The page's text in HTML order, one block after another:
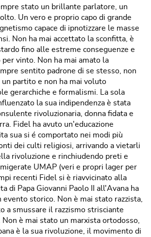
stato un brillante parlatore, un
Un vero e proprio capo di grande
capace di ipnotizzare le masse
Non ha mai accettato la sconfitta, è
fino alle estreme conseguenze e
per vinto. Non ha mai amato la
sentito padrone di se stesso, non
partito e non ha mai voluto
gerarchiche e formalismi. La sola
la sua indipendenza è stata
rivoluzionaria, donna fidata e
Fidel ha avuto un'educazione
sua si é comportato nei modi più
dei culti religiosi, arrivando a vietarli
rivoluzione e rinchiudendo preti e
UMAP (veri e propri lager per
recenti Fidel si è riavvicinato alla
di Papa Giovanni Paolo II all'Avana ha
evento storico. Non è mai stato razzista,
a smussare il razzismo strisciante
Non è mai stato un marxista ortodosso,
è la sua rivoluzione, il movimento di